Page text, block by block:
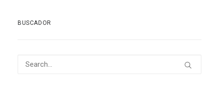
BUSCADOR